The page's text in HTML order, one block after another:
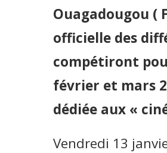
Ouagadougou (
officielle des
compétiront
février et mars
dédiée aux «
Vendredi 13